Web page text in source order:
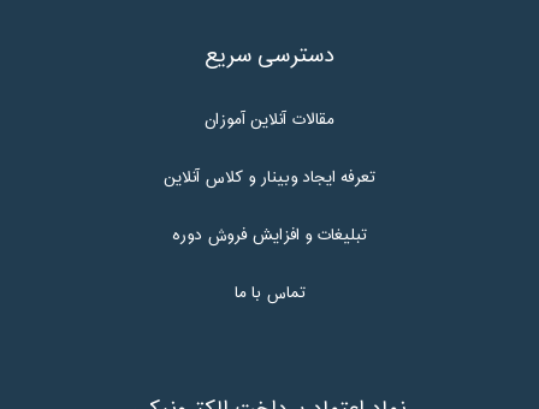
دسترسی سریع
مقالات آنلاین آموزان
تعرفه ایجاد وبینار و کلاس آنلاین
تبلیغات و افزایش فروش دوره
تماس با ما